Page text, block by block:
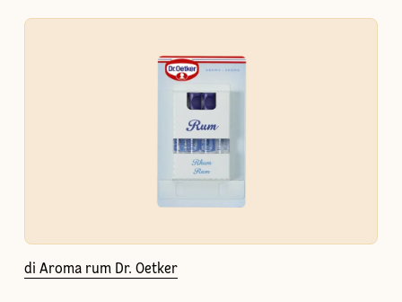
di Aroma rum Dr. Oetker